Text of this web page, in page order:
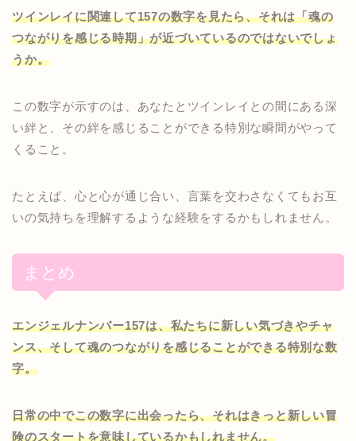
ツインレイに関連して157の数字を見たら、それは「魂の
つながりを感じる時期」が近づいているのではないでしょ
うか。
この数字が示すのは、あなたとツインレイとの間にある深
い絆と、その絆を感じることができる特別な瞬間がやって
くること。
たとえば、心と心が通じ合い、言葉を交わさなくてもお互
いの気持ちを理解するような経験をするかもしれません。
まとめ
エンジェルナンバー157は、私たちに新しい気づきやチャ
ンス、そして魂のつながりを感じることができる特別な数
字。
日常の中でこの数字に出会ったら、それはきっと新しい冒
険のスタートを意味しているかもしれません。